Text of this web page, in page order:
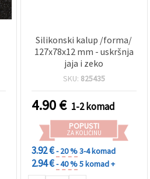
Silikonski kalup /forma/
127x78x12 mm - uskršnja
jaja i zeko
SKU: 825435
4.90€ 1-2 komad
POPUSTI
ZA KOLIČINU
3.92 €- 20 %3-4 komad
2.94 €- 40 %5 komad +